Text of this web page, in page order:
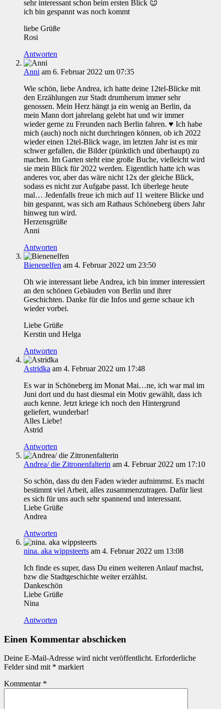
sehr interessant schon beim ersten Blick 😉
ich bin gespannt was noch kommt
liebe Grüße
Rosi
Antworten
Anni am 6. Februar 2022 um 07:35
Wie schön, liebe Andrea, ich hatte deine 12tel-Blicke mit
den Erzählungen zur Stadt drumherum immer sehr
genossen. Mein Herz hängt ja ein wenig an Berlin, da
mein Mann dort jahrelang gelebt hat und wir immer
wieder gerne zu Freunden nach Berlin fahren. ♥ Ich habe
mich (auch) noch nicht durchringen können, ob ich 2022
wieder einen 12tel-Blick wage, im letzten Jahr ist es mir
schwer gefallen, die Bilder (pünktlich und überhaupt) zu
machen. Im Garten steht eine große Buche, vielleicht wird
sie mein Blick für 2022 werden. Eigentlich hatte ich was
anderes vor, aber das wäre nicht 12x der gleiche Blick,
sodass es nicht zur Aufgabe passt. Ich überlege heute
mal… Jedenfalls freue ich mich auf 11 weitere Blicke und
bin gespannt, was sich am Rathaus Schöneberg übers Jahr
hinweg tun wird.
Herzensgrüße
Anni
Antworten
Bienenelfen am 4. Februar 2022 um 23:50
Oh wie interessant liebe Andrea, ich bin immer interessiert
an den schönen Gebäuden von Berlin und ihrer
Geschichten. Danke für die Infos und gerne schaue ich
wieder vorbei.
Liebe Grüße
Kerstin und Helga
Antworten
Astridka am 4. Februar 2022 um 17:48
Es war in Schöneberg im Monat Mai…ne, ich war mal im
Juni dort und du hast diesmal ein Motiv gewählt, dass ich
auch kenne. Jetzt kriege ich noch den Hintergrund
geliefert, wunderbar!
Alles Liebe!
Astrid
Antworten
Andrea/ die Zitronenfalterin am 4. Februar 2022 um 17:10
So schön, dass du den Faden wieder aufnimmst. Es macht
bestimmt viel Arbeit, alles zusammenzutragen. Dafür liest
es sich für uns auch sehr spannend und interessant.
Liebe Grüße
Andrea
Antworten
nina. aka wippsteerts am 4. Februar 2022 um 13:08
Ich finde es super, dass Du einen weiteren Anlauf machst,
bzw die Stadtgeschichte weiter erzählst.
Dankeschön
Liebe Grüße
Nina
Antworten
Einen Kommentar abschicken
Deine E-Mail-Adresse wird nicht veröffentlicht. Erforderliche
Felder sind mit * markiert
Kommentar *